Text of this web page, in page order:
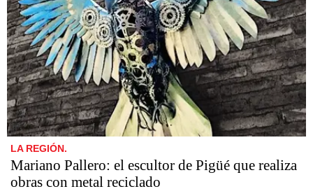
LA REGIÓN.
Mariano Pallero: el escultor de Pigüé que realiza
obras con metal reciclado